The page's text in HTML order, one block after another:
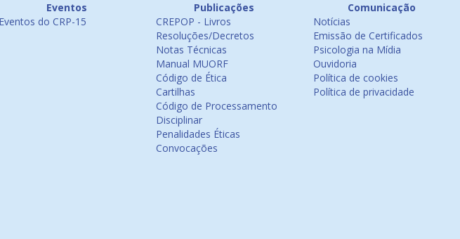
Eventos
Eventos do CRP-15
Publicações
CREPOP - Livros
Resoluções/Decretos
Notas Técnicas
Manual MUORF
Código de Ética
Cartilhas
Código de Processamento
Disciplinar
Penalidades Éticas
Convocações
Comunicação
Notícias
Emissão de Certificados
Psicologia na Mídia
Ouvidoria
Política de cookies
Política de privacidade